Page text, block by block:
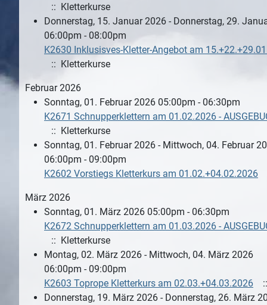
:: Kletterkurse
Donnerstag, 15. Januar 2026 - Donnerstag, 29.
06:00pm - 08:00pm
K2630 Inklusisves-Kletter-Angebot am
:: Kletterkurse
Februar 2026
Sonntag, 01. Februar 2026 05:00pm - 06:30pm
K2671 Schnupperklettern am 01.02.2026 -
:: Kletterkurse
Sonntag, 01. Februar 2026 - Mittwoch, 04. Februar
06:00pm - 09:00pm
K2602 Vorstiegs Kletterkurs am 01.02.+04.02.2026
März 2026
Sonntag, 01. März 2026 05:00pm - 06:30pm
K2672 Schnupperklettern am 01.03.2026 -
:: Kletterkurse
Montag, 02. März 2026 - Mittwoch, 04. März 2026
06:00pm - 09:00pm
K2603 Toprope Kletterkurs am 02.03.+04.03.2026
Donnerstag, 19. März 2026 - Donnerstag, 26. März